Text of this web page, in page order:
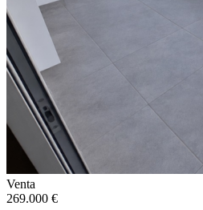
Venta
269.000 €